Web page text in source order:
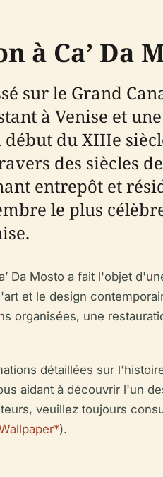
à Ca’ Da
sur le Grand
à Venise et
du XIIIe
des siècles
entrepôt et
le plus
Da Mosto a fait l'objet
et le design
organisées, une
détaillées sur
aidant à découvrir l'un
veuillez toujours
).